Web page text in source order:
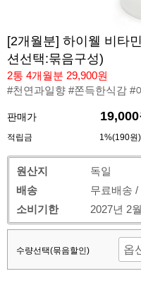
[2개월분] 하이웰 비타
션선택:묶음구성)
2통 4개월분 29,900원
#천연과일향 #쫀득한식감 #
판매가 19,000
적립금 1%(190원)
원산지
독일
배송
무료배송
소비기한
2027년 2
수량선택(묶음할인)